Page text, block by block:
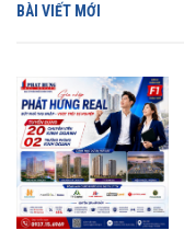
BÀI VIẾT MỚI